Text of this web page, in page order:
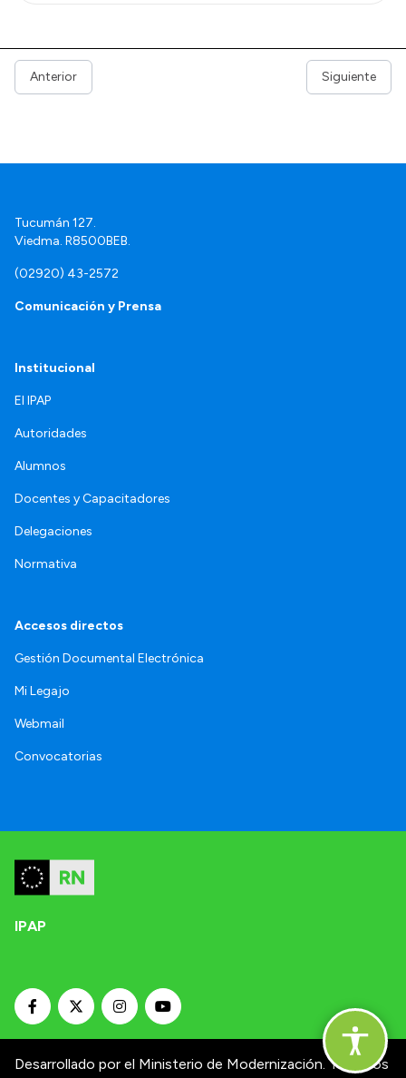
Anterior Siguiente
Tucumán 127.
Viedma. R8500BEB.
(02920) 43-2572
Comunicación y Prensa
Institucional
El IPAP
Autoridades
Alumnos
Docentes y Capacitadores
Delegaciones
Normativa
Accesos directos
Gestión Documental Electrónica
Mi Legajo
Webmail
Convocatorias
IPAP
Desarrollado por el Ministerio de Modernización. Términos